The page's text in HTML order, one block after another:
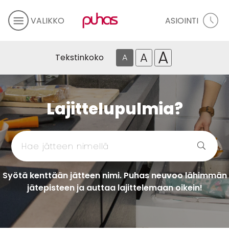
VALIKKO ASIOINTI
Tekstinkoko A A A
Lajittelupulmia?
Syötä kenttään jätteen nimi. Puhas neuvoo lähimmän
jätepisteen ja auttaa lajittelemaan oikein!